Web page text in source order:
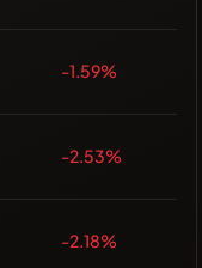
-1.59%
-2.53%
-2.18%